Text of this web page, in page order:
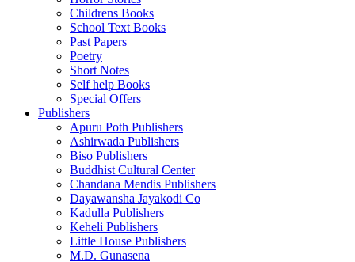
Childrens Books
School Text Books
Past Papers
Poetry
Short Notes
Self help Books
Special Offers
Publishers
Apuru Poth Publishers
Ashirwada Publishers
Biso Publishers
Buddhist Cultural Center
Chandana Mendis Publishers
Dayawansha Jayakodi Co
Kadulla Publishers
Keheli Publishers
Little House Publishers
M.D. Gunasena